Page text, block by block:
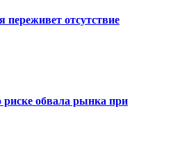
переживет отсутствие
обвала рынка при